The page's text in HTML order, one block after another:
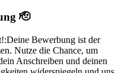
🫡
Deine Bewerbung ist der
Nutze die Chance, um
Anschreiben und deinen